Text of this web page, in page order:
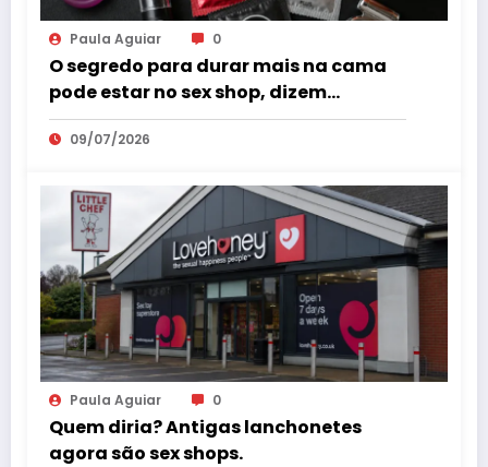
Paula Aguiar 0
O segredo para durar mais na cama
pode estar no sex shop, dizem
especialistas em saúde sexual
09/07/2026
Paula Aguiar 0
Quem diria? Antigas lanchonetes
agora são sex shops.